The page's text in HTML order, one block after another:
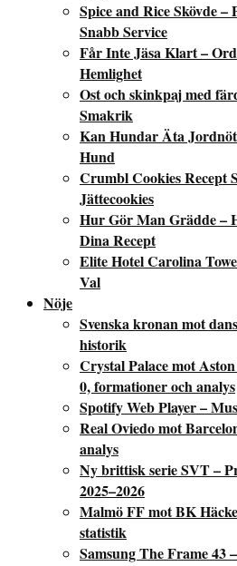
Spice and Rice Skövde
Snabb Service
Får Inte Jäsa Klart –
Hemlighet
Ost och skinkpaj med
Smakrik
Kan Hundar Äta
Hund
Crumbl Cookies Recept
Jättecookies
Hur Gör Man Grädde –
Dina Recept
Elite Hotel Carolina
Val
Nöje
Svenska kronan mot
historik
Crystal Palace mot
0, formationer och analys
Spotify Web Player –
Real Oviedo mot
analys
Ny brittisk serie SVT –
2025–2026
Malmö FF mot BK
statistik
Samsung The Frame 43